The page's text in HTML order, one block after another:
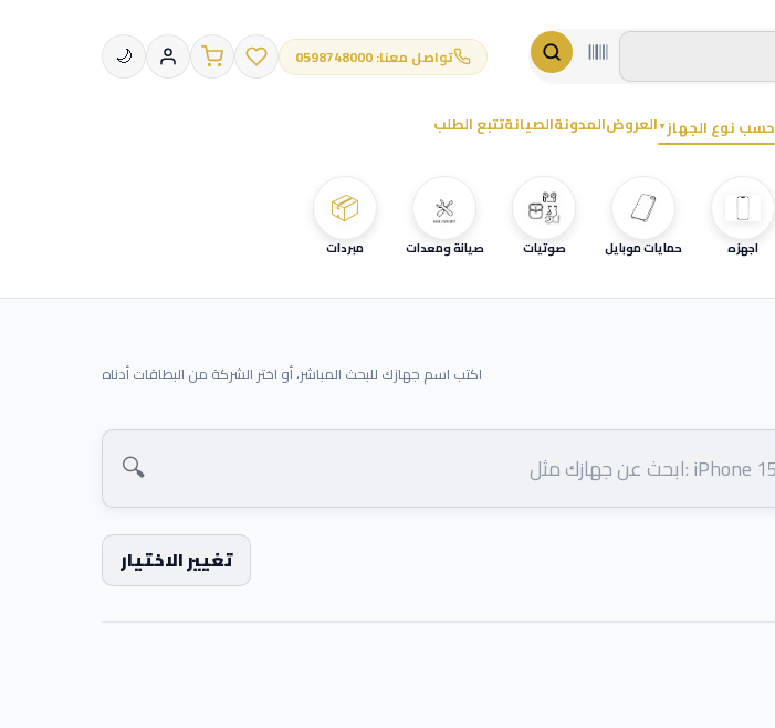
تواصل معنا: 0598748000 🌙
حسب نوع الجهاز ▼العروضالمدونةالصيانةتتبع الطلب
اجهزه حمايات موبايل صوتيات صيانة ومعدات
📦
مبردات
اكتب اسم جهازك للبحث المباشر، أو اختر الشركة من البطاقات أدناه
🔍
تغيير الاختيار